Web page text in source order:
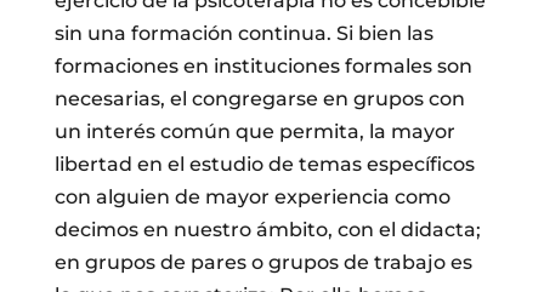
sin una formación continua. Si bien las
formaciones en instituciones formales son
necesarias, el congregarse en grupos con
un interés común que permita, la mayor
libertad en el estudio de temas específicos
con alguien de mayor experiencia como
decimos en nuestro ámbito, con el didacta;
en grupos de pares o grupos de trabajo es